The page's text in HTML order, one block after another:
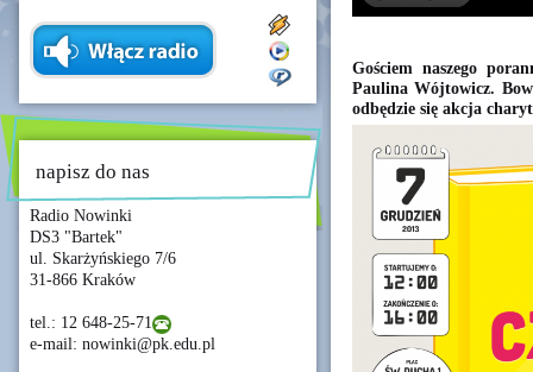
napisz do nas
Radio Nowinki
DS3 "Bartek"
ul. Skarżyńskiego 7/6
31-866 Kraków
tel.: 12 648-25-71
e-mail: nowinki@pk.edu.pl
Gościem naszego
Paulina Wójtowicz.
odbędzie się akcja